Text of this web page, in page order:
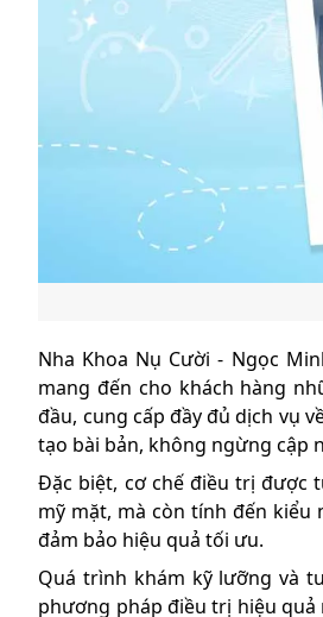
Nha Khoa Nụ Cười - Ngọc
mang đến cho khách hàng
đầu, cung cấp đầy đủ dịch vụ
tạo bài bản, không ngừng cập
Đặc biệt, cơ chế điều trị được
mỹ mặt, mà còn tính đến
đảm bảo hiệu quả tối ưu.
Quá trình khám kỹ lưỡng và
phương pháp điều trị hiệu